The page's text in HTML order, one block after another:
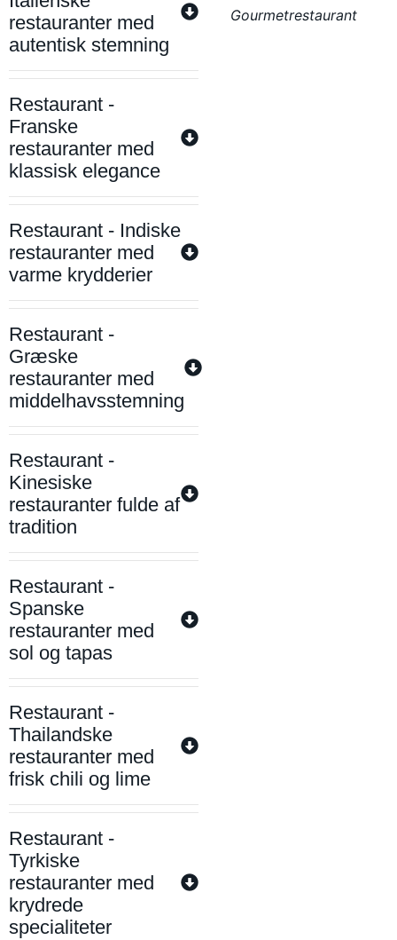
restauranter med
autentisk stemning
Restaurant -
Franske
restauranter med
klassisk elegance
Restaurant - Indiske
restauranter med
varme krydderier
Restaurant -
Græske
restauranter med
middelhavsstemning
Restaurant -
Kinesiske
restauranter fulde af
tradition
Restaurant -
Spanske
restauranter med
sol og tapas
Restaurant -
Thailandske
restauranter med
frisk chili og lime
Restaurant -
Tyrkiske
restauranter med
krydrede
specialiteter
Gourmetrestaurant